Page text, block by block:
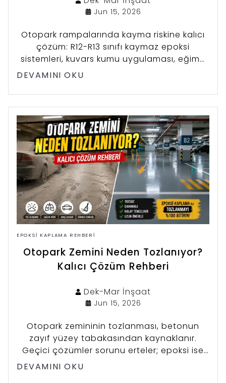
Jun 15, 2026
Otopark rampalarında kayma riskine kalıcı
çözüm: R12-R13 sınıfı kaymaz epoksi
sistemleri, kuvars kumu uygulaması, eğime
göre sistem seçimi ve yasal sorumluluk
DEVAMINI OKU
EPOKSI KAPLAMA REHBERI
Otopark Zemini Neden Tozlanıyor?
Kalıcı Çözüm Rehberi
Dek-Mar İnşaat
Jun 15, 2026
Otopark zemininin tozlanması, betonun
zayıf yüzey tabakasından kaynaklanır.
Geçici çözümler sorunu erteler; epoksi ise
tozlanmayı kalıcı olarak bitirir.
DEVAMINI OKU